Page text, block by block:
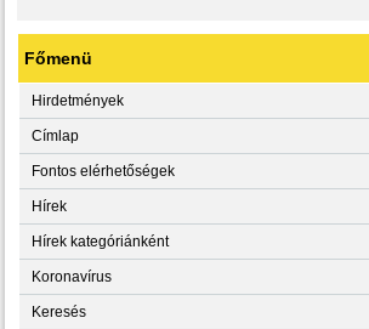
Főmenü
Hirdetmények
Címlap
Fontos elérhetőségek
Hírek
Hírek kategóriánként
Koronavírus
Keresés